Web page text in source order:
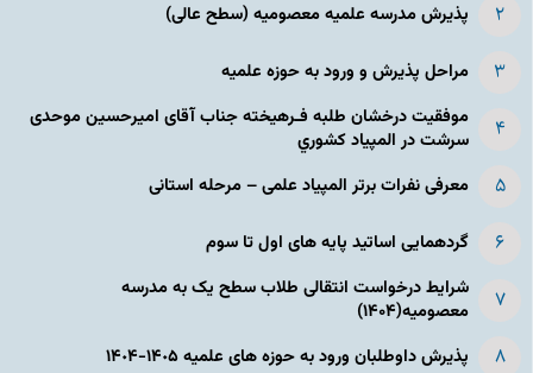
پذیرش مدرسه علمیه معصومیه‌ (سطح عالی)
مراحل پذیرش و ورود به حوزه علمیه
موفقیت درخشان طلبه فـرهیخته جناب آقای امیرحسین موحدی
سرشت در المپياد كشوري
معرفی نفرات برتر المپیاد علمی – مرحله استانی
گردهمایی اساتید پایه های اول تا سوم
شرایط درخواست انتقالی طلاب سطح یک به مدرسه
معصومیه(۱۴۰۴)
پذیرش داوطلبان ورود به حوزه های علمیه ١۴٠۵-١۴٠۴